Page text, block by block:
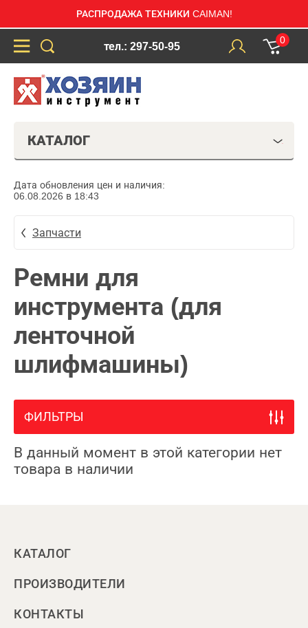
РАСПРОДАЖА ТЕХНИКИ CAIMAN!
тел.: 297-50-95
0
КАТАЛОГ
Дата обновления цен и наличия:
06.08.2026 в 18:43
Запчасти
Ремни для
инструмента (для
ленточной
шлифмашины)
ФИЛЬТРЫ
В данный момент в этой категории нет
товара в наличии
КАТАЛОГ
ПРОИЗВОДИТЕЛИ
КОНТАКТЫ